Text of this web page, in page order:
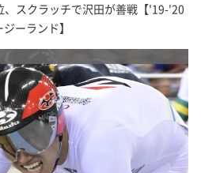
スクラッチで沢田が善戦【'19-'20
ーランド】